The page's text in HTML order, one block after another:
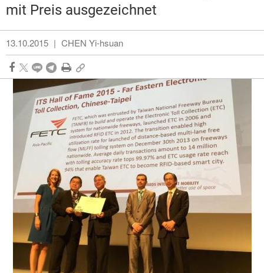
mit Preis ausgezeichnet
13.10.2015 | CHEN Yi-hsuan